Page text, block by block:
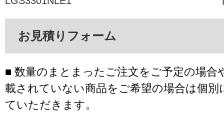
お見積りフォーム
■ 数量のまとまったご注文をご予定の場合
載されていない商品をご希望の場合は個別
ていただきます。